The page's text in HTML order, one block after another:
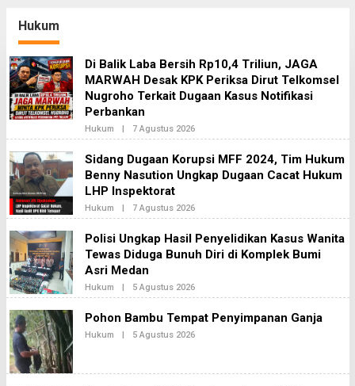
Nugroho Terkait Dugaan
Kasus Notifikasi
Perbankan
Hukum
Di Balik Laba Bersih Rp10,4 Triliun, JAGA
MARWAH Desak KPK Periksa Dirut Telkomsel
Nugroho Terkait Dugaan Kasus Notifikasi
Perbankan
Hukum | 7 Agustus 2026Oleh
Redaksi2
Sidang Dugaan Korupsi MFF 2024, Tim Hukum
Benny Nasution Ungkap Dugaan Cacat Hukum
LHP Inspektorat
Hukum | 7 Agustus 2026Oleh
Redaksi2
Polisi Ungkap Hasil Penyelidikan Kasus Wanita
Tewas Diduga Bunuh Diri di Komplek Bumi
Asri Medan
Hukum | 5 Agustus 2026Oleh
Redaksi2
Pohon Bambu Tempat Penyimpanan Ganja
Hukum | 5 Agustus 2026Oleh